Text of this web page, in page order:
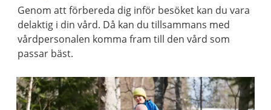
Genom att förbereda dig inför besöket kan du vara
delaktig i din vård. Då kan du tillsammans med
vårdpersonalen komma fram till den vård som
passar bäst.